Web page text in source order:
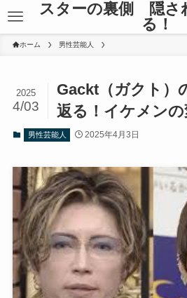
スターの裏側 隠さ
る！
ホーム 男性芸能人
Gackt（ガクト）
返る！イケメンの
2025
4/03
男性芸能人 2025年4月3日